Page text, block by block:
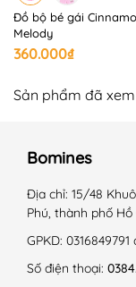
Đồ bộ bé gái
Melody
360.000₫
Sản phẩm đã xem
Bomines
Địa chỉ: 15/48
Phú, thành phố Hồ
GPKD:
Số điện thoại: